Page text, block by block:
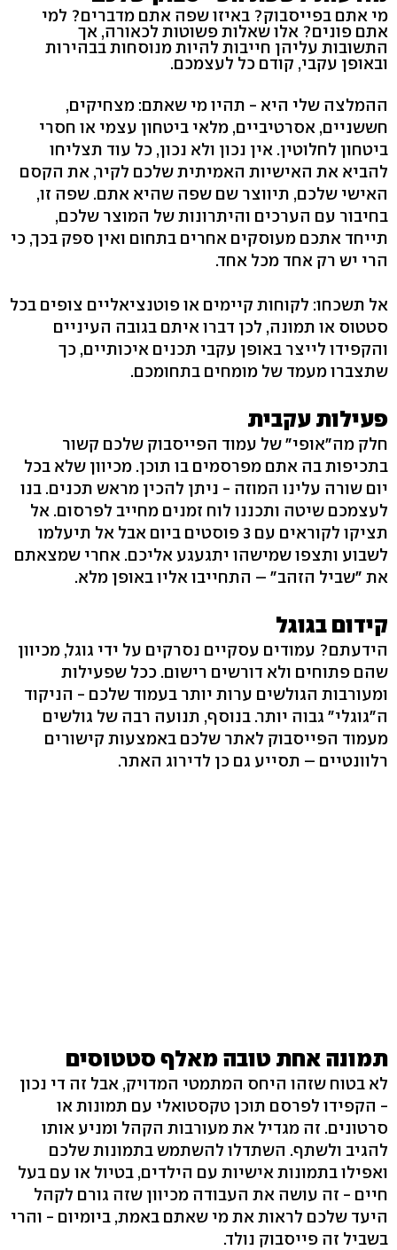
מי אתם בפייסבוק? באיזו שפה אתם מדברים? למי
אתם פונים? אלו שאלות פשוטות לכאורה, אך
התשובות עליהן חייבות להיות מנוסחות בבהירות
ובאופן עקבי, קודם כל לעצמכם.
ההמלצה שלי היא - תהיו מי שאתם: מצחיקים,
חששניים, אסרטיביים, מלאי ביטחון עצמי או חסרי
ביטחון לחלוטין. אין נכון ולא נכון, כל עוד תצליחו
להביא את האישיות האמיתית שלכם לקיר, את הקסם
האישי שלכם, תיווצר שם שפה שהיא אתם. שפה זו,
בחיבור עם הערכים והיתרונות של המוצר שלכם,
תייחד אתכם מעוסקים אחרים בתחום ואין ספק בכך, כי
הרי יש רק אחד מכל אחד.
אל תשכחו: לקוחות קיימים או פוטנציאליים צופים בכל
סטטוס או תמונה, לכן דברו איתם בגובה העיניים
והקפידו לייצר באופן עקבי תכנים איכותיים, כך
שתצברו מעמד של מומחים בתחומכם.
פעילות עקבית
חלק מה"אופי" של עמוד הפייסבוק שלכם קשור
בתכיפות בה אתם מפרסמים בו תוכן. מכיוון שלא בכל
יום שורה עלינו המוזה - ניתן להכין מראש תכנים. בנו
לעצמכם שיטה ותכננו לוח זמנים מחייב לפרסום. אל
תציקו לקוראים עם 3 פוסטים ביום אבל אל תיעלמו
לשבוע ותצפו שמישהו יתגעגע אליכם. אחרי שמצאתם
את "שביל הזהב" – התחייבו אליו באופן מלא.
קידום בגוגל
הידעתם? עמודים עסקיים נסרקים על ידי גוגל, מכיוון
שהם פתוחים ולא דורשים רישום. ככל שפעילות
ומעורבות הגולשים ערות יותר בעמוד שלכם - הניקוד
ה"גוגלי" גבוה יותר. בנוסף, תנועה רבה של גולשים
מעמוד הפייסבוק לאתר שלכם באמצעות קישורים
רלוונטיים – תסייע גם כן לדירוג האתר.
תמונה אחת טובה מאלף סטטוסים
לא בטוח שזהו היחס המתמטי המדויק, אבל זה די נכון
- הקפידו לפרסם תוכן טקסטואלי עם תמונות או
סרטונים. זה מגדיל את מעורבות הקהל ומניע אותו
להגיב ולשתף. השתדלו להשתמש בתמונות שלכם
ואפילו בתמונות אישיות עם הילדים, בטיול או עם בעל
חיים - זה עושה את העבודה מכיוון שזה גורם לקהל
היעד שלכם לראות את מי שאתם באמת, ביומיום - והרי
בשביל זה פייסבוק נולד.